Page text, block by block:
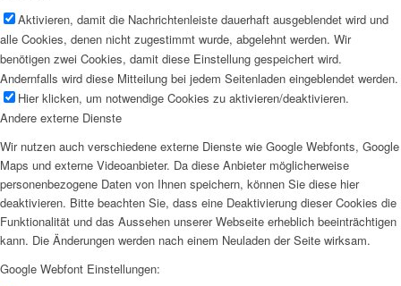
Aktivieren, damit die Nachrichtenleiste dauerhaft ausgeblendet wird und
alle Cookies, denen nicht zugestimmt wurde, abgelehnt werden. Wir
benötigen zwei Cookies, damit diese Einstellung gespeichert wird.
Andernfalls wird diese Mitteilung bei jedem Seitenladen eingeblendet werden.
Hier klicken, um notwendige Cookies zu aktivieren/deaktivieren.
Andere externe Dienste
Wir nutzen auch verschiedene externe Dienste wie Google Webfonts, Google
Maps und externe Videoanbieter. Da diese Anbieter möglicherweise
personenbezogene Daten von Ihnen speichern, können Sie diese hier
deaktivieren. Bitte beachten Sie, dass eine Deaktivierung dieser Cookies die
Funktionalität und das Aussehen unserer Webseite erheblich beeinträchtigen
kann. Die Änderungen werden nach einem Neuladen der Seite wirksam.
Google Webfont Einstellungen: